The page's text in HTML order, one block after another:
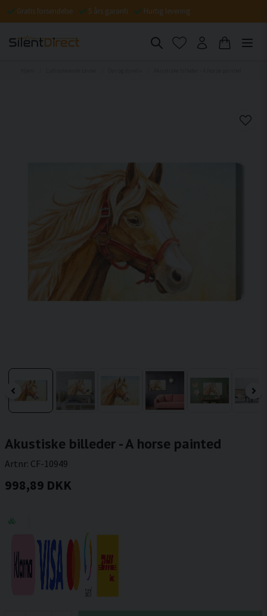
Gratis forsendelse 5 års garanti Hurtig levering
Akustiske billeder - A horse painted
Artnr: CF-10949
998,89 DKK